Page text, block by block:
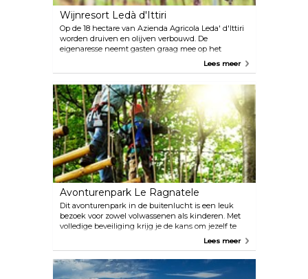
Wijnresort Ledà d'Ittiri
Op de 18 hectare van Azienda Agricola Leda' d'Ittiri
worden druiven en olijven verbouwd. De
eigenaresse neemt gasten graag mee op het
landgoed om de planten te laten zien en hen
vervolgens de mogelijkheid te geven om de wijnen
Lees meer
Avonturenpark Le Ragnatele
Dit avonturenpark in de buitenlucht is een leuk
bezoek voor zowel volwassenen als kinderen. Met
volledige beveiliging krijg je de kans om jezelf te
verplaatsen tussen hangende platforms in de
kabelbanen, touwen en ladders zullen je moed op
de proef stellen.
Lees meer